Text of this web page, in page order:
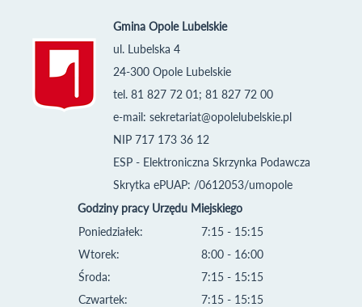
Gmina Opole Lubelskie
ul. Lubelska 4
24-300 Opole Lubelskie
tel. 81 827 72 01; 81 827 72 00
e-mail: sekretariat@opolelubelskie.pl
NIP 717 173 36 12
ESP - Elektroniczna Skrzynka Podawcza
Skrytka ePUAP: /0612053/umopole
Godziny pracy Urzędu Miejskiego
Poniedziałek:
Wtorek:
Środa:
Czwartek:
7:15 - 15:15
8:00 - 16:00
7:15 - 15:15
7:15 - 15:15